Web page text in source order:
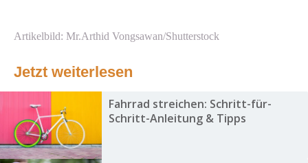
Artikelbild: Mr.Arthid Vongsawan/Shutterstock
Jetzt weiterlesen
Fahrrad streichen: Schritt-für-
Schritt-Anleitung & Tipps